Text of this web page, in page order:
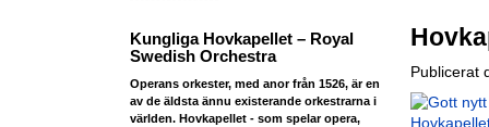
Kungliga Hovkapellet – Royal
Swedish Orchestra
Operans orkester, med anor från 1526, är en
av de äldsta ännu existerande orkestrarna i
världen. Hovkapellet - som spelar opera,
Publicerat